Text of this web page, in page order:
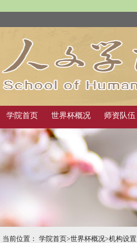
学院首页 世界杯概况 师资队伍
当前位置： 学院首页>世界杯概况>机构设置